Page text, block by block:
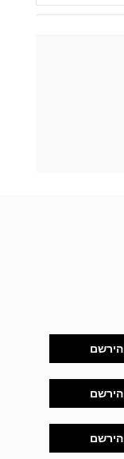
הירשם
הירשם
הירשם